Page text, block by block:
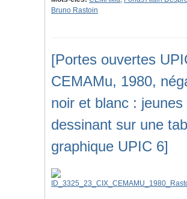
Bruno Rastoin
[Portes ouvertes
CEMAMu, 1980,
noir et blanc : jeunes
dessinant sur une
graphique UPIC 6]